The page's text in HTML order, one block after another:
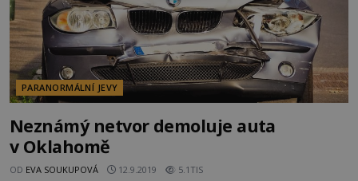
PARANORMÁLNÍ JEVY
Neznámý netvor demoluje auta
v Oklahomě
OD EVA SOUKUPOVÁ 12.9.2019 5.1TIS